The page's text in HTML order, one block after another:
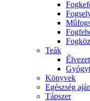
Teák
Könyvek
Egészség
Tápszer